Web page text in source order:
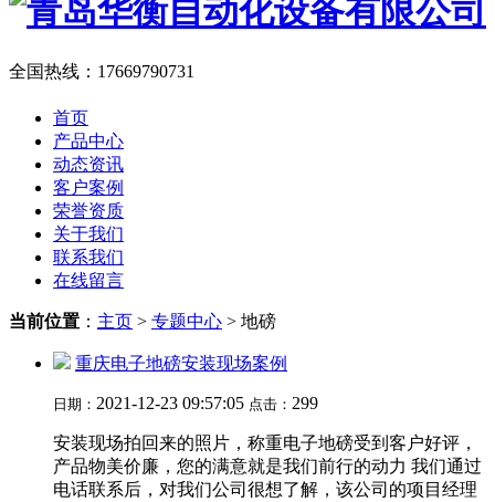
全国热线： 17669790731
首页
产品中心
动态资讯
客户案例
荣誉资质
关于我们
联系我们
在线留言
当前位置 ： 主页 > 专题中心 > 地磅
重庆电子地磅安装现场案例
日期： 2021-12-23 09:57:05 点击： 299
安装现场拍回来的照片，称重电子地磅受到客户好评，
产品物美价廉，您的满意就是我们前行的动力 我们通过
电话联系后，对我们公司很想了解，该公司的项目经理